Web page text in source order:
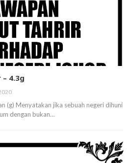
4.3g
(g) Menyatakan jika sebuah negeri dihuni
dengan bukan…